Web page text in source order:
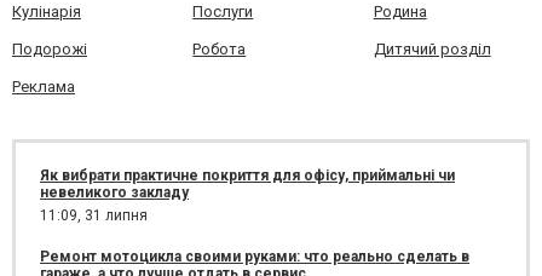
Кулінарія Послуги Родина
Подорожі Робота Дитячий розділ
Реклама
Як вибрати практичне покриття для офісу, приймальні чи
невеликого закладу
11:09, 31 липня
Ремонт мотоцикла своими руками: что реально сделать в